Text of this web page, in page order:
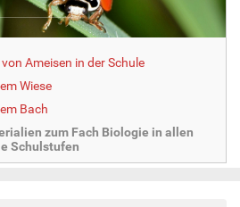
Ameisen in der Schule
Wiese
Bach
zum Fach Biologie in allen
Schulstufen